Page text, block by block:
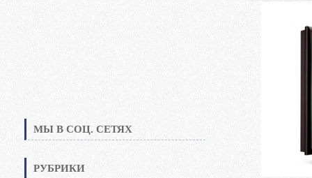
МЫ В СОЦ. СЕТЯХ
РУБРИКИ